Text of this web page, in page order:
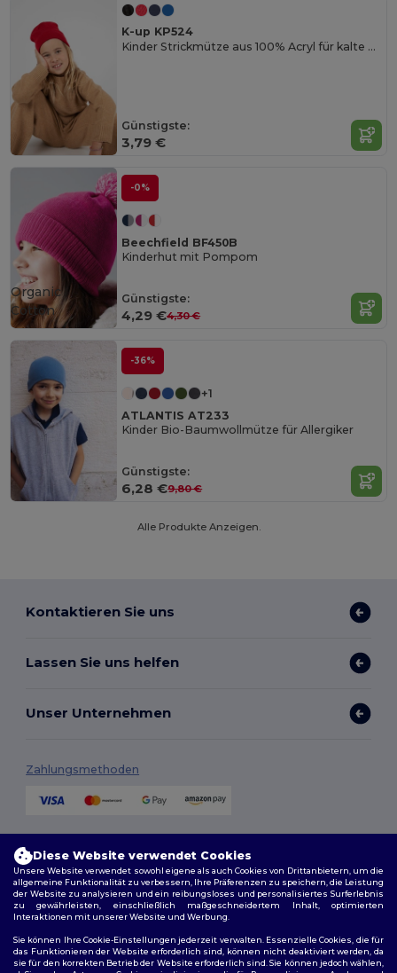
K-up KP524
Kinder Strickmütze aus 100% Acryl für kalte Tage
Günstigste:
3,79 €
-0%
Beechfield BF450B
Kinderhut mit Pompom
Günstigste:
4,29 €4,30 €
Organic
Cotton
-36%
+1
ATLANTIS AT233
Kinder Bio-Baumwollmütze für Allergiker
Günstigste:
6,28 €9,80 €
Alle Produkte Anzeigen.
Kontaktieren Sie uns
Lassen Sie uns helfen
Unser Unternehmen
Zahlungsmethoden
Diese Website verwendet Cookies
Unsere Website verwendet sowohl eigene als auch Cookies von Drittanbietern, um die
allgemeine Funktionalität zu verbessern, Ihre Präferenzen zu speichern, die Leistung
der Website zu analysieren und ein reibungsloses und personalisiertes Surferlebnis
zu gewährleisten, einschließlich maßgeschneidertem Inhalt, optimierten
Interaktionen mit unserer Website und Werbung.
Sie können Ihre Cookie-Einstellungen jederzeit verwalten. Essenzielle Cookies, die für
das Funktionieren der Website erforderlich sind, können nicht deaktiviert werden, da
sie für den korrekten Betrieb der Website erforderlich sind. Sie können jedoch wählen,